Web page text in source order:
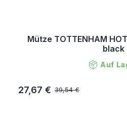
Mütze TOTTENHAM
black
Auf
39,54 €
27,67 €